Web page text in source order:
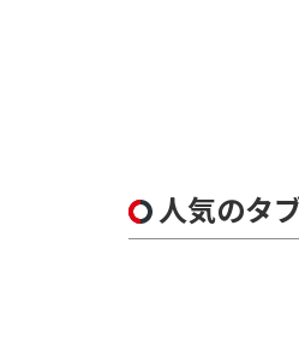
人気のタ